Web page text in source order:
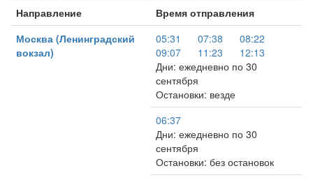
Направление
Время отправления
Москва (Ленинградский
вокзал)
05:31 07:38
08:22
09:07
11:23
12:13
Дни: ежедневно по 30
сентября
Остановки: везде
06:37
Дни: ежедневно по 30
сентября
Остановки: без остановок